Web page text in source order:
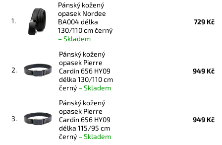
1.
Pánský kožený
opasek Nordee
BA004 délka
130/110 cm černý
–Skladem
729 Kč
2.
Pánský kožený
opasek Pierre
Cardin 656 HY09
délka 130/110 cm
černý –Skladem
949 Kč
3.
Pánský kožený
opasek Pierre
Cardin 656 HY09
délka 115/95 cm
černý –Skladem
949 Kč